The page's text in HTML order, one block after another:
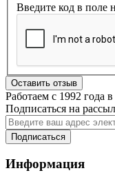
Введите код в поле
Оставить отзыв
Работаем с 1992 года
Подписаться на
Подписаться
Информация